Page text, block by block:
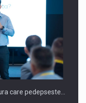
care pedepseste…